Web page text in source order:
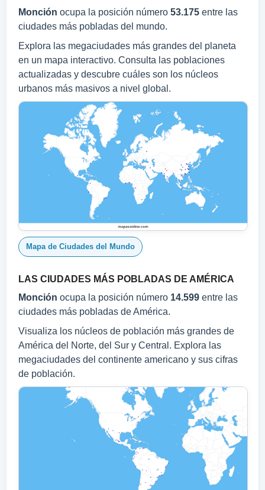
Monción ocupa la posición número 53.175 entre las
ciudades más pobladas del mundo.
Explora las megaciudades más grandes del planeta
en un mapa interactivo. Consulta las poblaciones
actualizadas y descubre cuáles son los núcleos
urbanos más masivos a nivel global.
Mapa de Ciudades del Mundo
LAS CIUDADES MÁS POBLADAS DE AMÉRICA
Monción ocupa la posición número 14.599 entre las
ciudades más pobladas de América.
Visualiza los núcleos de población más grandes de
América del Norte, del Sur y Central. Explora las
megaciudades del continente americano y sus cifras
de población.